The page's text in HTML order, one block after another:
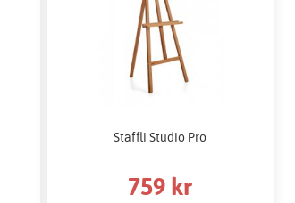
Staffli Studio Pro
759 kr